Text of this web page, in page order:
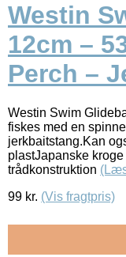
Westin
12cm –
Perch –
Westin Swim
fiskes med en
jerkbaitstang.Kan
plastJapanske
trådkonstruktion
99 kr. (Vis fragtpris)